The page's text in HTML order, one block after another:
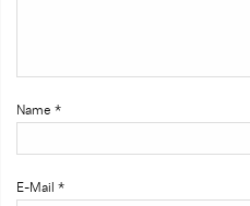
Name *
E-Mail *